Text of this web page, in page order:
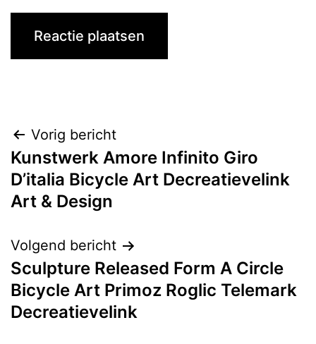
Bericht
navigatie
Vorig bericht
Kunstwerk Amore Infinito Giro
D’italia Bicycle Art Decreatievelink
Art & Design
Volgend bericht
Sculpture Released Form A Circle
Bicycle Art Primoz Roglic Telemark
Decreatievelink